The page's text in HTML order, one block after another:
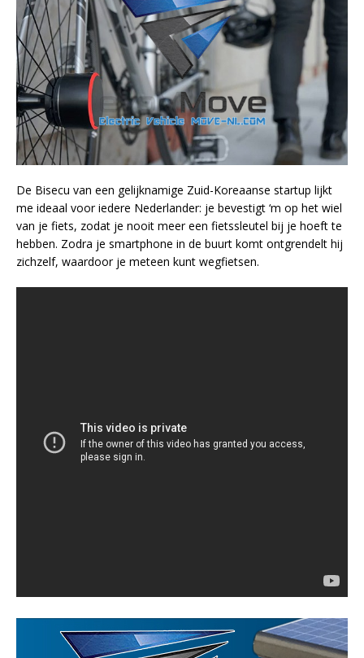
De Bisecu van een gelijknamige Zuid-Koreaanse startup lijkt
me ideaal voor iedere Nederlander: je bevestigt ‘m op het wiel
van je fiets, zodat je nooit meer een fietssleutel bij je hoeft te
hebben. Zodra je smartphone in de buurt komt ontgrendelt hij
zichzelf, waardoor je meteen kunt wegfietsen.